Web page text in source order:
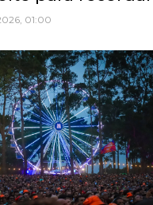
01:00